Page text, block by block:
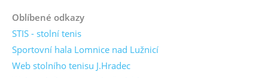
Oblíbené odkazy
STIS - stolní tenis
Sportovní hala Lomnice nad Lužnicí
Web stolního tenisu J.Hradec